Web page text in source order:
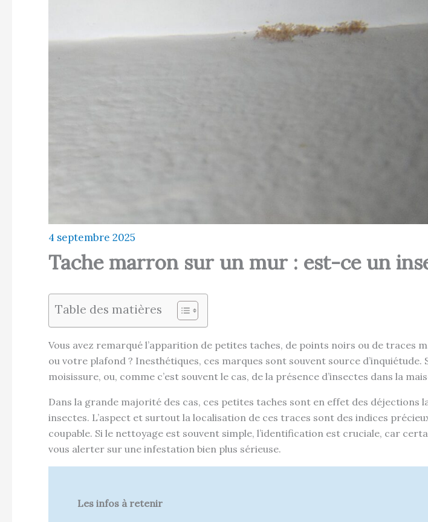
4 septembre 2025
Tache marron sur un mur : est-ce un
Table des matières
Vous avez remarqué l’apparition de petites taches, de points noirs ou de traces
ou votre plafond ? Inesthétiques, ces marques sont souvent source d’inquiétude.
moisissure, ou, comme c’est souvent le cas, de la présence d’insectes dans la
Dans la grande majorité des cas, ces petites taches sont en effet des déjections
insectes. L’aspect et surtout la localisation de ces traces sont des indices
coupable. Si le nettoyage est souvent simple, l’identification est cruciale, car
vous alerter sur une infestation bien plus sérieuse.
Les infos à retenir